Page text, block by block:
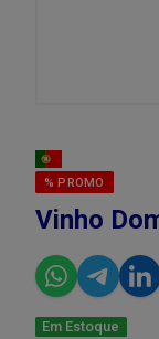
% PROMO
Vinho
Em Estoque